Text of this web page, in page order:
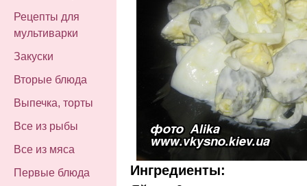
Рецепты для
мультиварки
Закуски
Вторые блюда
Выпечка, торты
Все из рыбы
Все из мяса
Первые блюда
Ингредиенты: